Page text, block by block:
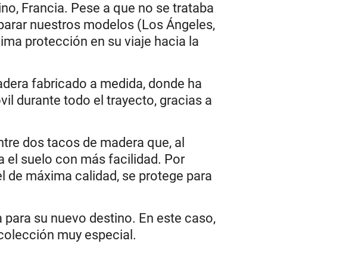
Francia. Pese a que no se trataba
nuestros modelos (Los Ángeles,
protección en su viaje hacia la
fabricado a medida, donde ha
durante todo el trayecto, gracias a
dos tacos de madera que, al
el suelo con más facilidad. Por
de máxima calidad, se protege para
su nuevo destino. En este caso,
muy especial.